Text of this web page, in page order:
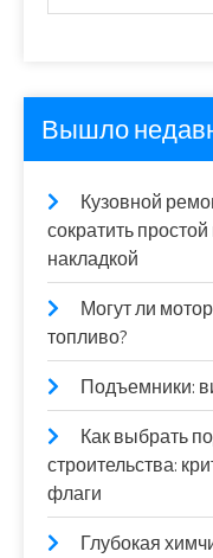
Вышло
Кузовной
сократить
накладкой
Могут ли
топливо?
Подъемники:
Как выбрать
строительства:
флаги
Глубокая